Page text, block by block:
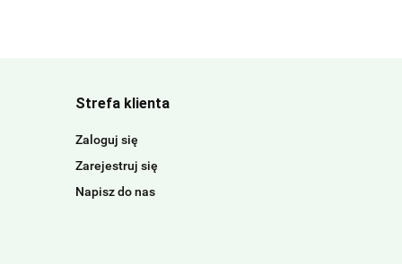
Strefa klienta
Zaloguj się
Zarejestruj się
Napisz do nas